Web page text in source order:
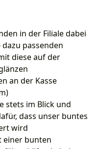
in der Filiale dabei
passenden
diese auf der
an der Kasse
stets im Blick und
dass unser buntes
wird
einer bunten